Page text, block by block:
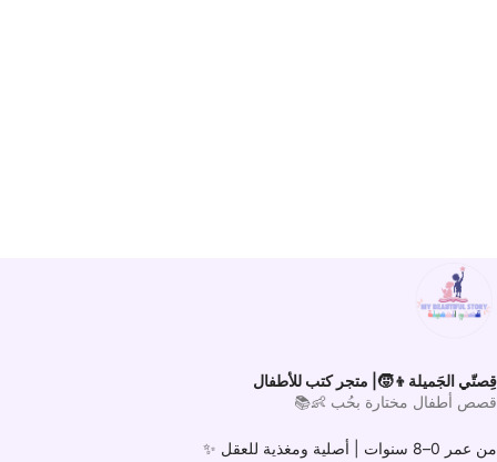
قِصتّي الجَميلة👦🧒| متجر كتب للأطفال
قصص أطفال مختارة بحُب 👶📚
من عمر 0–8 سنوات |
أصلية ومغذية للعقل ✨